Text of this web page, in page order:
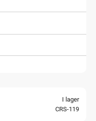
I lager
CRS-119